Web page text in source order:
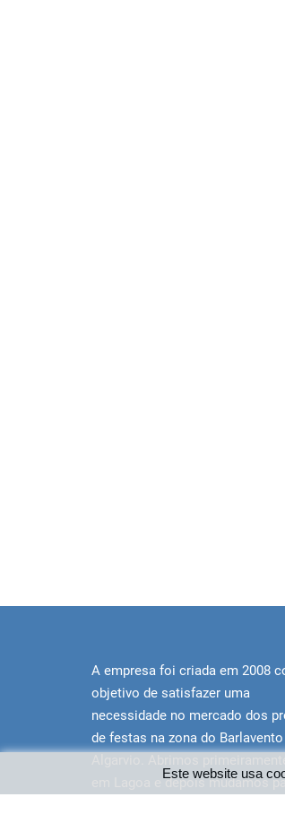
Este website usa
A empresa foi criada em 2008
objetivo de satisfazer uma
necessidade no mercado dos
de festas na zona do Barlavento
em Lagoa e depois mudamos